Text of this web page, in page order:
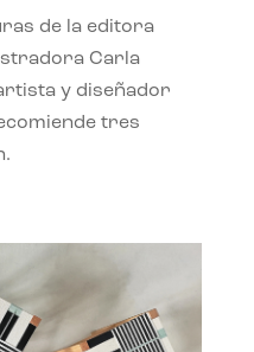
de la editora
Carla
y diseñador
tres